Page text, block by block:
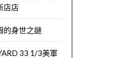
店店
的身世之謎
33 1/3美軍